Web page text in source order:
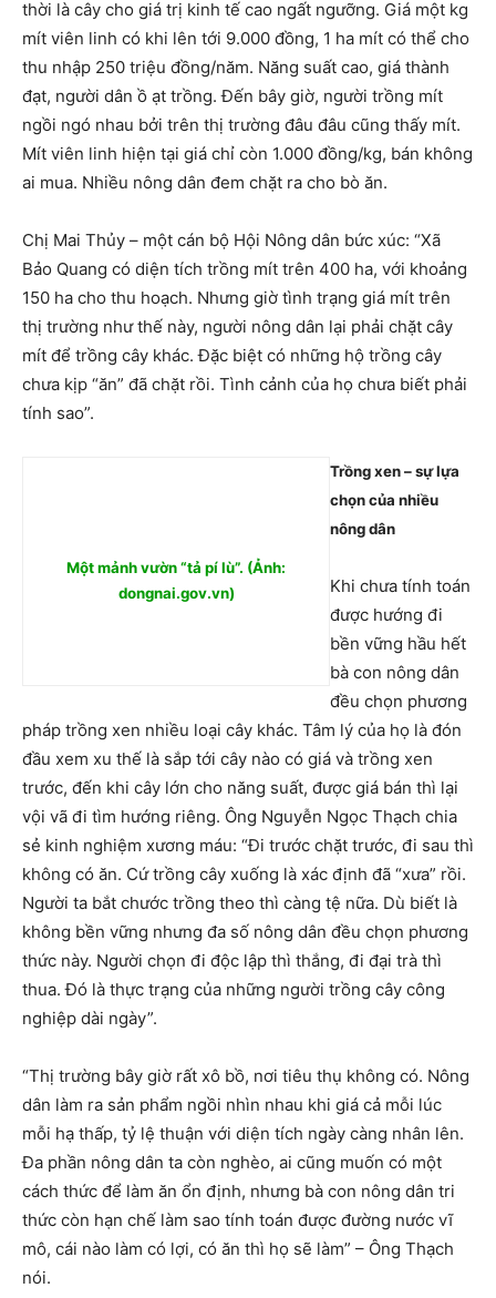
thời là cây cho giá trị kinh tế cao ngất ngưỡng. Giá một kg
mít viên linh có khi lên tới 9.000 đồng, 1 ha mít có thể cho
thu nhập 250 triệu đồng/năm. Năng suất cao, giá thành
đạt, người dân ồ ạt trồng. Đến bây giờ, người trồng mít
ngồi ngó nhau bởi trên thị trường đâu đâu cũng thấy mít.
Mít viên linh hiện tại giá chỉ còn 1.000 đồng/kg, bán không
ai mua. Nhiều nông dân đem chặt ra cho bò ăn.
Chị Mai Thủy – một cán bộ Hội Nông dân bức xúc: “Xã
Bảo Quang có diện tích trồng mít trên 400 ha, với khoảng
150 ha cho thu hoạch. Nhưng giờ tình trạng giá mít trên
thị trường như thế này, người nông dân lại phải chặt cây
mít để trồng cây khác. Đặc biệt có những hộ trồng cây
chưa kịp “ăn” đã chặt rồi. Tình cảnh của họ chưa biết phải
tính sao”.
Một mảnh vườn “tả pí lù”. (Ảnh:
dongnai.gov.vn)
Trồng xen – sự lựa
chọn của nhiều
nông dân
Khi chưa tính toán
được hướng đi
bền vững hầu hết
bà con nông dân
đều chọn phương
pháp trồng xen nhiều loại cây khác. Tâm lý của họ là đón
đầu xem xu thế là sắp tới cây nào có giá và trồng xen
trước, đến khi cây lớn cho năng suất, được giá bán thì lại
vội vã đi tìm hướng riêng. Ông Nguyễn Ngọc Thạch chia
sẻ kinh nghiệm xương máu: “Đi trước chặt trước, đi sau thì
không có ăn. Cứ trồng cây xuống là xác định đã “xưa” rồi.
Người ta bắt chước trồng theo thì càng tệ nữa. Dù biết là
không bền vững nhưng đa số nông dân đều chọn phương
thức này. Người chọn đi độc lập thì thắng, đi đại trà thì
thua. Đó là thực trạng của những người trồng cây công
nghiệp dài ngày”.
“Thị trường bây giờ rất xô bồ, nơi tiêu thụ không có. Nông
dân làm ra sản phẩm ngồi nhìn nhau khi giá cả mỗi lúc
mỗi hạ thấp, tỷ lệ thuận với diện tích ngày càng nhân lên.
Đa phần nông dân ta còn nghèo, ai cũng muốn có một
cách thức để làm ăn ổn định, nhưng bà con nông dân tri
thức còn hạn chế làm sao tính toán được đường nước vĩ
mô, cái nào làm có lợi, có ăn thì họ sẽ làm” – Ông Thạch
nói.